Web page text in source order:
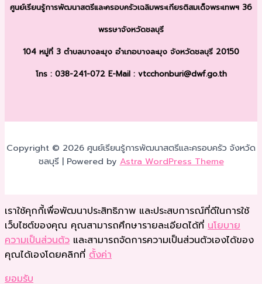
ศูนย์เรียนรู้การพัฒนาสตรีและครอบครัวเฉลิมพระเกียรติสมเด็จพระเทพฯ 36
พรรษาจังหวัดชลบุรี
104 หมู่ที่ 3 ตำบลบางละมุง อำเภอบางละมุง จังหวัดชลบุรี 20150
โทร : 038-241-072 E-Mail : vtcchonburi@dwf.go.th
Copyright © 2026 ศูนย์เรียนรู้การพัฒนาสตรีและครอบครัว จังหวัด
ชลบุรี | Powered byAstra WordPress Theme
เราใช้คุกกี้เพื่อพัฒนาประสิทธิภาพ และประสบการณ์ที่ดีในการใช้
เว็บไซต์ของคุณ คุณสามารถศึกษารายละเอียดได้ที่ นโยบาย
ความเป็นส่วนตัว และสามารถจัดการความเป็นส่วนตัวเองได้ของ
คุณได้เองโดยคลิกที่ ตั้งค่า
ยอมรับ